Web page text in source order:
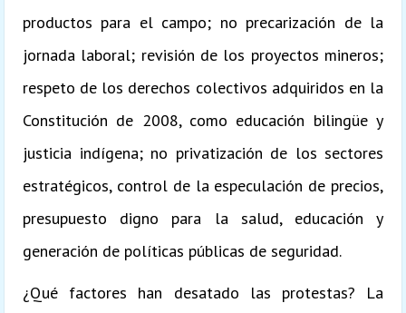
productos para el campo; no precarización de la
jornada laboral; revisión de los proyectos mineros;
respeto de los derechos colectivos adquiridos en la
Constitución de 2008, como educación bilingüe y
justicia indígena; no privatización de los sectores
estratégicos, control de la especulación de precios,
presupuesto digno para la salud, educación y
generación de políticas públicas de seguridad.
¿Qué factores han desatado las protestas? La